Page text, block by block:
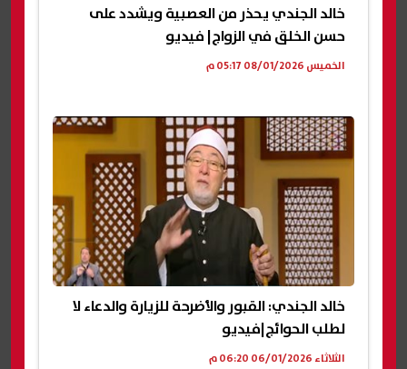
خالد الجندي يحذر من العصبية ويشدد على
حسن الخلق في الزواج| فيديو
الخميس 08/01/2026 05:17 م
خالد الجندي: القبور والأضرحة للزيارة والدعاء لا
لطلب الحوائج|فيديو
الثلاثاء 06/01/2026 06:20 م